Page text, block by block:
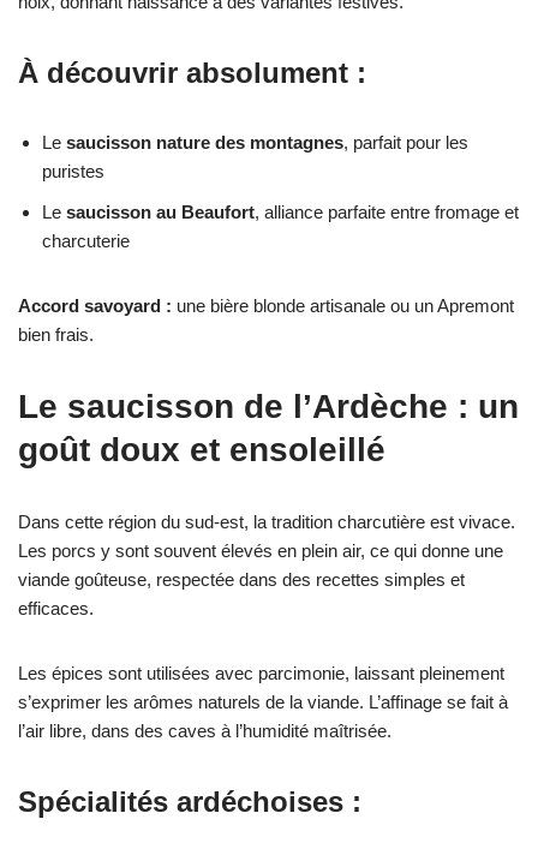
À découvrir absolument :
Le saucisson nature des montagnes, parfait pour les
puristes
Le saucisson au Beaufort, alliance parfaite entre fromage et
charcuterie
Accord savoyard : une bière blonde artisanale ou un Apremont
bien frais.
Le saucisson de l’Ardèche : un
goût doux et ensoleillé
Dans cette région du sud-est, la tradition charcutière est vivace.
Les porcs y sont souvent élevés en plein air, ce qui donne une
viande goûteuse, respectée dans des recettes simples et
efficaces.
Les épices sont utilisées avec parcimonie, laissant pleinement
s’exprimer les arômes naturels de la viande. L’affinage se fait à
l’air libre, dans des caves à l’humidité maîtrisée.
Spécialités ardéchoises :